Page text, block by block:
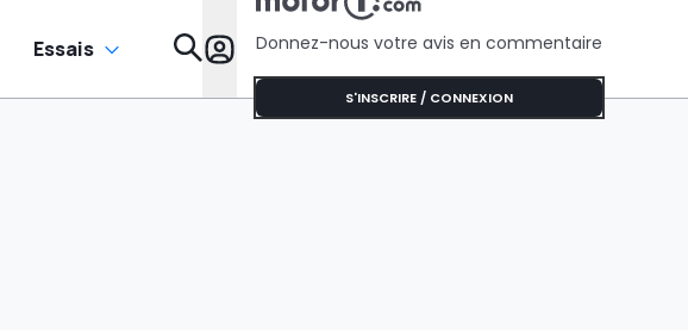
Essais Donnez-nous votre avis en commentaire
S'INSCRIRE / CONNEXION